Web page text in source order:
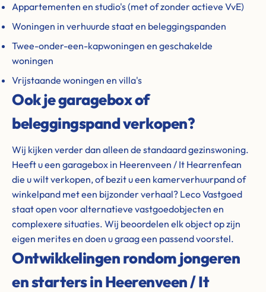
Appartementen en studio's (met of zonder actieve VvE)
Woningen in verhuurde staat en beleggingspanden
Twee-onder-een-kapwoningen en geschakelde
woningen
Vrijstaande woningen en villa's
Ook je garagebox of
beleggingspand verkopen?
Wij kijken verder dan alleen de standaard gezinswoning.
Heeft u een garagebox in Heerenveen / It Hearrenfean
die u wilt verkopen, of bezit u een kamerverhuurpand of
winkelpand met een bijzonder verhaal? Leco Vastgoed
staat open voor alternatieve vastgoedobjecten en
complexere situaties. Wij beoordelen elk object op zijn
eigen merites en doen u graag een passend voorstel.
Ontwikkelingen rondom jongeren
en starters in Heerenveen / It